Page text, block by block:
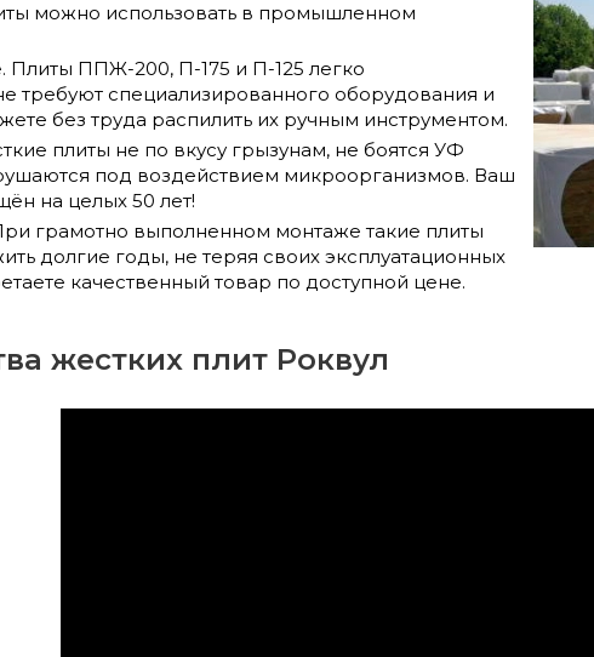
можно использовать в промышленном
Плиты ППЖ-200, П-175 и П-125 легко
требуют специализированного оборудования и
без труда распилить их ручным инструментом.
плиты не по вкусу грызунам, не боятся УФ
под воздействием микроорганизмов. Ваш
на целых 50 лет!
грамотно выполненном монтаже такие плиты
долгие годы, не теряя своих эксплуатационных
качественный товар по доступной цене.
жестких плит Роквул